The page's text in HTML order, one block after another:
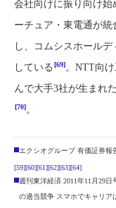
会社向けに振り向け始
ーチュア・東電通が
し、コムシスホール
している [69]。NTT向
んで大手3社が生まれ
[70]。
エクシオグループ 有価証券報
[59][60][61][62][63][64]
週刊東洋経済 2011年11月29
の過当競争 スマホでキャリア